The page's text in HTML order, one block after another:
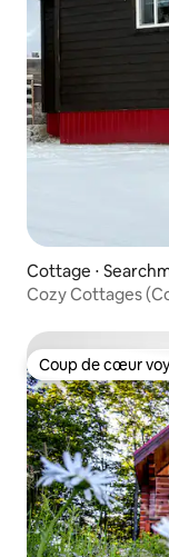
Cottage ⋅
Cozy Cottages
Coup de cœur
Coup de cœur